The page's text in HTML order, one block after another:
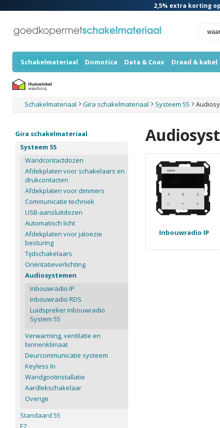
2,5% extra korting
Schakelmateriaal Domotica Data & Coax Draad & kabel
Schakelmateriaal Gira schakelmateriaal Systeem 55
Inbouwradio IP
Gira schakelmateriaal
Systeem 55
Wandcontactdozen
Afdekplaten voor schakelaars en
drukcontacten
Afdekplaten voor dimmers
Communicatie techniek
USB-aansluitdozen
Automatisch licht
Afdekplaten voor jaloezie
besturing
Tijdschakelaars
Oriëntatieverlichting
Audiosystemen
Inbouwradio IP
Inbouwradio RDS
Luidspreker inbouwradio
System 55
Verwarming, ventilatie en
binnenklimaat
Deurcommunicatie systeem
Keyless In
Wandgootinstallatie
Aardlekschakelaar
Overige
Standaard 55
E2